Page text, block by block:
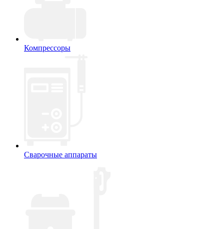
Компрессоры
Сварочные аппараты